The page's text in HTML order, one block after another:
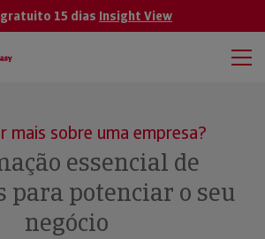
15 dias Insight View
mais sobre uma empresa?
essencial de
para potenciar o seu
negócio